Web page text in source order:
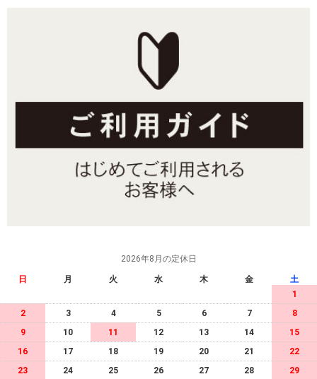
2026年8月の定休日
日 月 火 水 木 金
土
1
2
3 4 5 6 7
8
9
10 11 12 13 14
15
16
17 18 19 20 21
22
23
24 25 26 27 28
29